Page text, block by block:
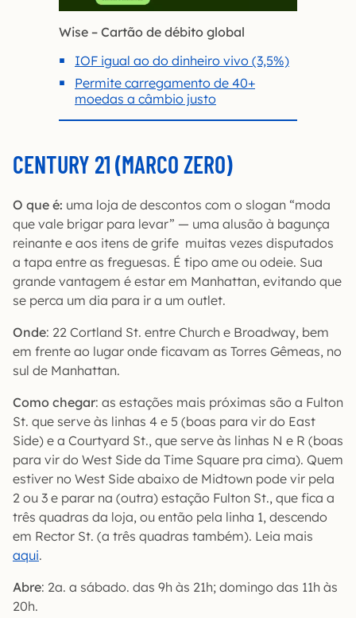
Wise – Cartão de débito global
IOF igual ao do dinheiro vivo (3,5%)
Permite carregamento de 40+
moedas a câmbio justo
CENTURY 21 (MARCO ZERO)
O que é: uma loja de descontos com o slogan “moda
que vale brigar para levar” — uma alusão à bagunça
reinante e aos itens de grife muitas vezes disputados
a tapa entre as freguesas. É tipo ame ou odeie. Sua
grande vantagem é estar em Manhattan, evitando que
se perca um dia para ir a um outlet.
Onde: 22 Cortland St. entre Church e Broadway, bem
em frente ao lugar onde ficavam as Torres Gêmeas, no
sul de Manhattan.
Como chegar: as estações mais próximas são a Fulton
St. que serve às linhas 4 e 5 (boas para vir do East
Side) e a Courtyard St., que serve às linhas N e R (boas
para vir do West Side da Time Square pra cima). Quem
estiver no West Side abaixo de Midtown pode vir pela
2 ou 3 e parar na (outra) estação Fulton St., que fica a
três quadras da loja, ou então pela linha 1, descendo
em Rector St. (a três quadras também). Leia mais
aqui.
Abre: 2a. a sábado. das 9h às 21h; domingo das 11h às
20h.